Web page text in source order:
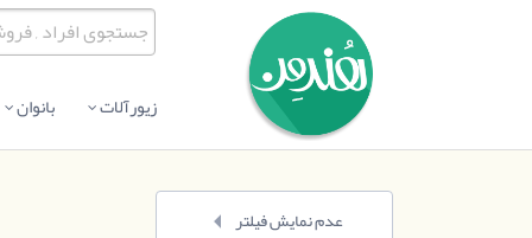
زیورآلات بانوان
عدم نمایش فیلتر